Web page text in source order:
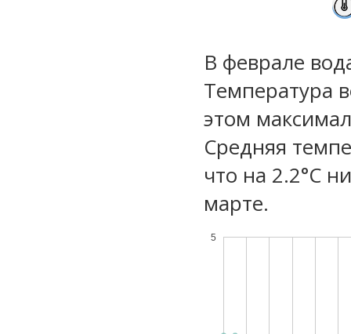
В феврале
Температура
этом
Средняя
что на 2.2°C
марте.
5